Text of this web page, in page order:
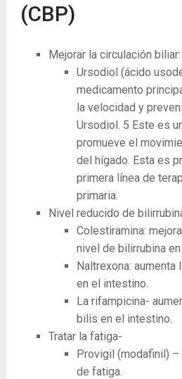
(CBP)
Mejorar la circulación biliar:
Ursodiol (ácido
medicamento
la velocidad y
Ursodiol. 5 Este es
promueve el
del hígado. Esta es
primera línea de
primaria.
Nivel reducido de
Colestiramina:
nivel de bilirrubina
Naltrexona:
en el intestino.
La rifampicina-
bilis en el intestino.
Tratar la fatiga-
Provigil (modafinil)
de fatiga.